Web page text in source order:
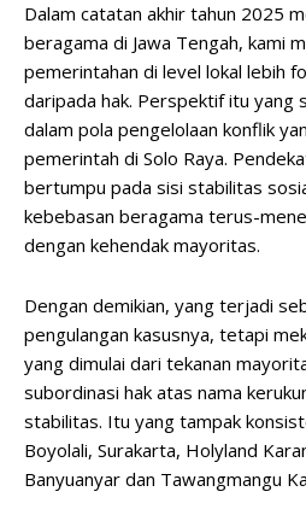
Dalam catatan akhir tahun 2025
beragama di Jawa Tengah, kami
pemerintahan di level lokal lebih
daripada hak. Perspektif itu yang
dalam pola pengelolaan konflik
pemerintah di Solo Raya.
bertumpu pada sisi stabilitas
kebebasan beragama terus-
dengan kehendak mayoritas.
Dengan demikian, yang terjadi
pengulangan kasusnya, tetapi
yang dimulai dari tekanan
subordinasi hak atas nama
stabilitas. Itu yang tampak
Boyolali, Surakarta, Holyland
Banyuanyar dan Tawangmangu